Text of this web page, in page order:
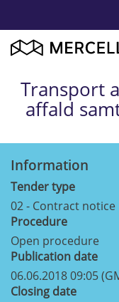
Transport
affald
Information
Tender type
02 - Contract notice
Procedure
Open procedure
Publication date
06.06.2018 09:05
Closing date